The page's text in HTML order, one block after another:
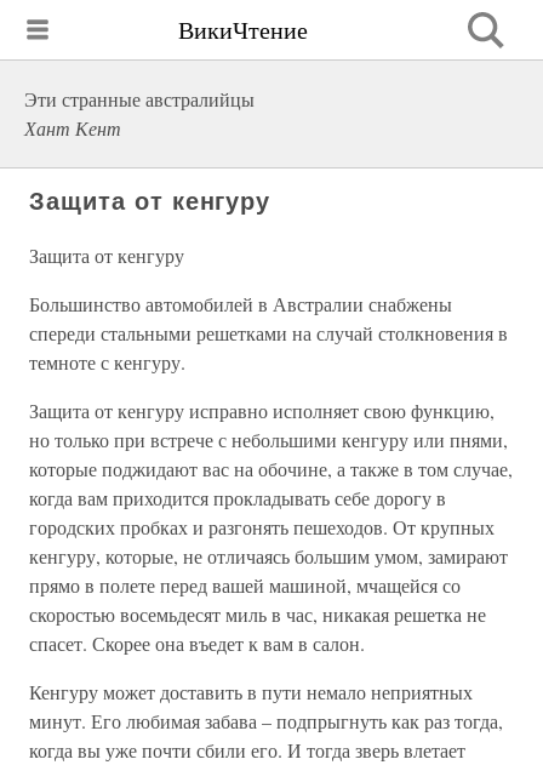
ВикиЧтение
Эти странные австралийцы
Хант Кент
Защита от кенгуру
Защита от кенгуру
Большинство автомобилей в Австралии снабжены
спереди стальными решетками на случай столкновения в
темноте с кенгуру.
Защита от кенгуру исправно исполняет свою функцию,
но только при встрече с небольшими кенгуру или пнями,
которые поджидают вас на обочине, а также в том случае,
когда вам приходится прокладывать себе дорогу в
городских пробках и разгонять пешеходов. От крупных
кенгуру, которые, не отличаясь большим умом, замирают
прямо в полете перед вашей машиной, мчащейся со
скоростью восемьдесят миль в час, никакая решетка не
спасет. Скорее она въедет к вам в салон.
Кенгуру может доставить в пути немало неприятных
минут. Его любимая забава – подпрыгнуть как раз тогда,
когда вы уже почти сбили его. И тогда зверь влетает